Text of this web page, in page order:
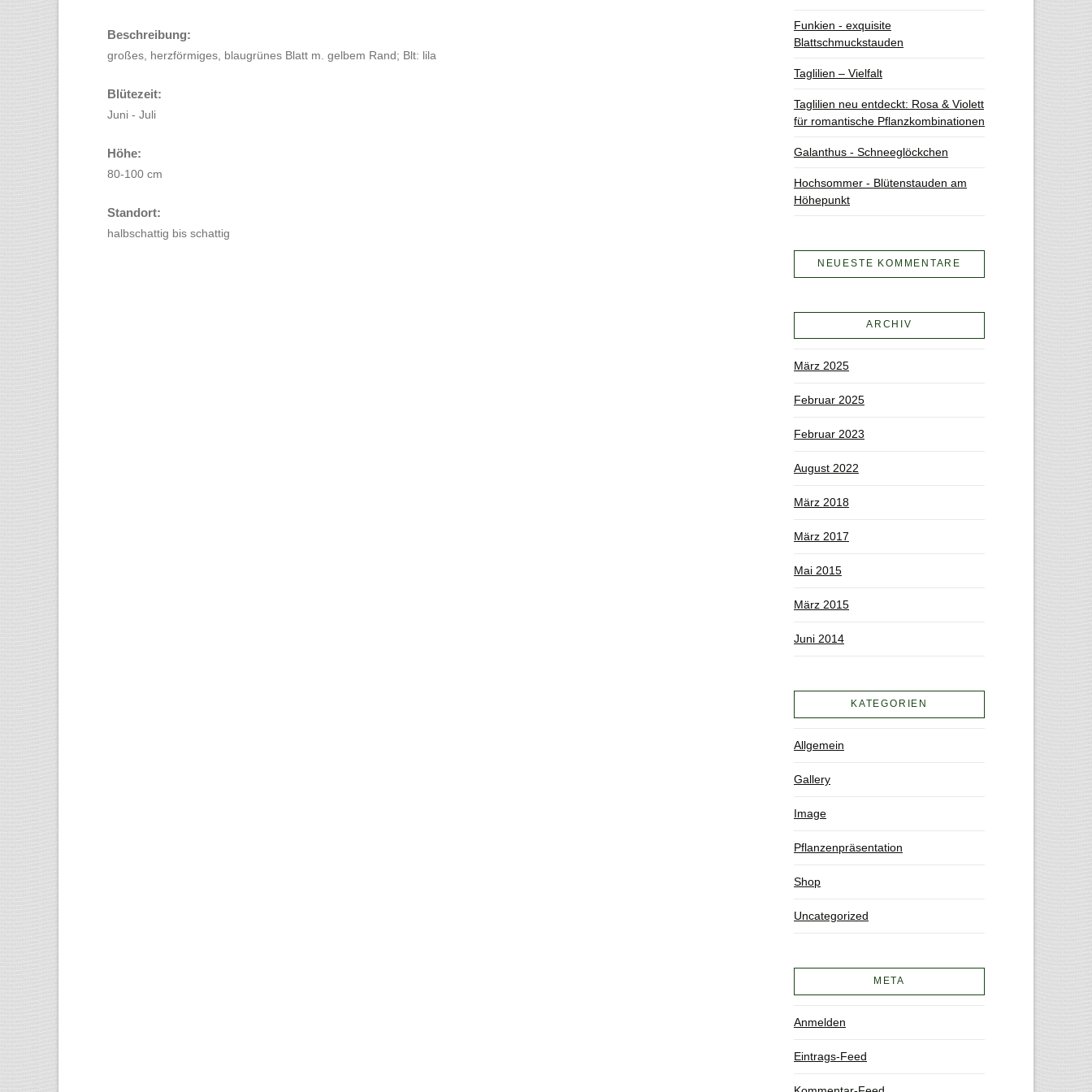
Beschreibung:
großes, herzförmiges, blaugrünes Blatt m. gelbem Rand; Blt: lila
Blütezeit:
Juni - Juli
Höhe:
80-100 cm
Standort:
halbschattig bis schattig
Funkien - exquisite
Blattschmuckstauden
Taglilien – Vielfalt
Taglilien neu entdeckt: Rosa & Violett
für romantische Pflanzkombinationen
Galanthus - Schneeglöckchen
Hochsommer - Blütenstauden am
Höhepunkt
NEUESTE KOMMENTARE
ARCHIV
März 2025
Februar 2025
Februar 2023
August 2022
März 2018
März 2017
Mai 2015
März 2015
Juni 2014
KATEGORIEN
Allgemein
Gallery
Image
Pflanzenpräsentation
Shop
Uncategorized
META
Anmelden
Eintrags-Feed